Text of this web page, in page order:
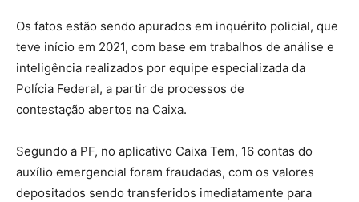
Os fatos estão sendo apurados em inquérito policial, que
teve início em 2021, com base em trabalhos de análise e
inteligência realizados por equipe especializada da
Polícia Federal, a partir de processos de
contestação abertos na Caixa.
Segundo a PF, no aplicativo Caixa Tem, 16 contas do
auxílio emergencial foram fraudadas, com os valores
depositados sendo transferidos imediatamente para